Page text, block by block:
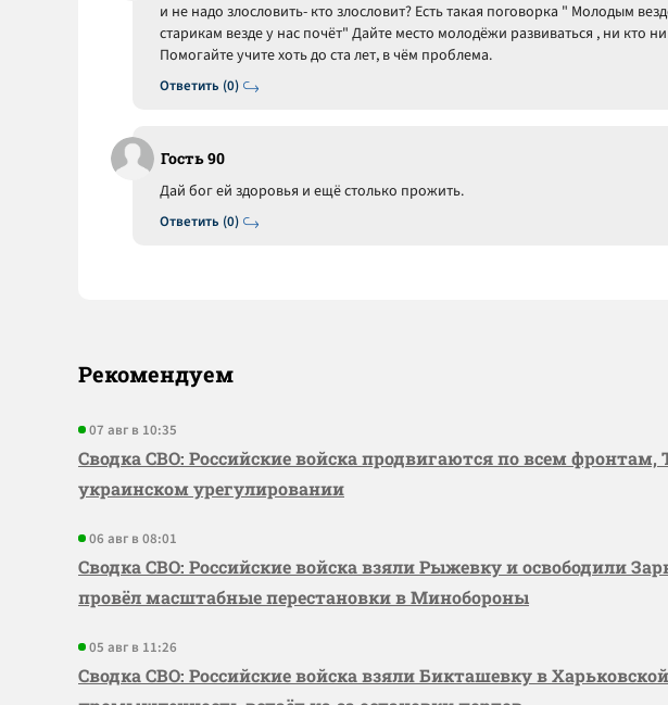
Ответить (0)
и не надо злословить- кто злословит? Есть такая поговорка " Молодым
старикам везде у нас почёт" Дайте место молодёжи развиваться , ни кто
Помогайте учите хоть до ста лет, в чём проблема.
Гость 90
Ответить (0)
Дай бог ей здоровья и ещё столько прожить.
Рекомендуем
07 авг в 10:35
Сводка СВО: Российские войска продвигаются по всем фронтам,
украинском урегулировании
06 авг в 08:01
Сводка СВО: Российские войска взяли Рыжевку и освободили
провёл масштабные перестановки в Минобороны
05 авг в 11:26
Сводка СВО: Российские войска взяли Бикташевку в